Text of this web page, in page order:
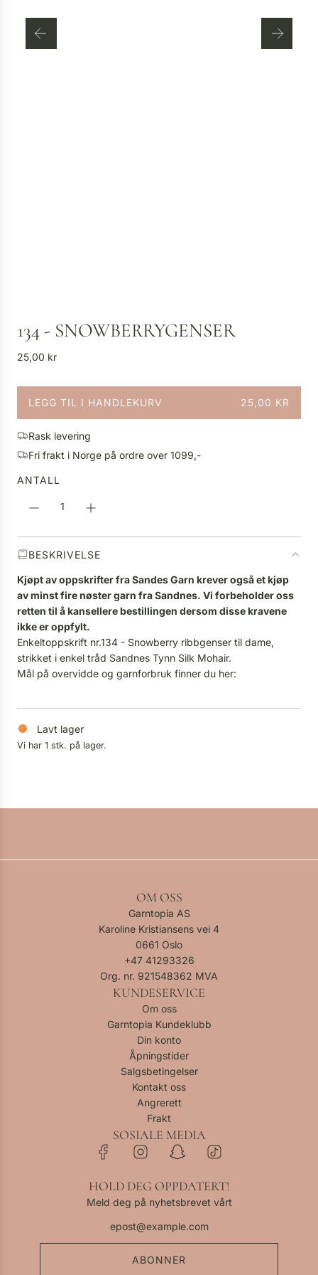
134 - SNOWBERRYGENSER
V
n
i
g
p
i
25,00 kr
LEGG TIL I HANDLEKURV 25,00 KR
L
S
T
R
.
Rask levering
Fri frakt i Norge på ordre over 1099,-
ANTALL
BESKRIVELSE
Kjøpt av oppskrifter fra Sandes Garn krever også et kjøp
av minst fire nøster garn fra Sandnes. Vi forbeholder oss
retten til å kansellere bestillingen dersom disse kravene
ikke er oppfylt.
Enkeltoppskrift nr.134 - Snowberry ribbgenser til dame,
strikket i enkel tråd Sandnes Tynn Silk Mohair.
Mål på overvidde og garnforbruk finner du her:
Lavt lager
Vi har 1 stk. på lager.
OM OSS
Garntopia AS
Karoline Kristiansens vei 4
0661 Oslo
+47 41293326
Org. nr. 921548362 MVA
KUNDESERVICE
Om oss
Garntopia Kundeklubb
Din konto
Åpningstider
Salgsbetingelser
Kontakt oss
Angrerett
Frakt
SOSIALE MEDIA
HOLD DEG OPPDATERT!
Meld deg på nyhetsbrevet vårt
ABONNER